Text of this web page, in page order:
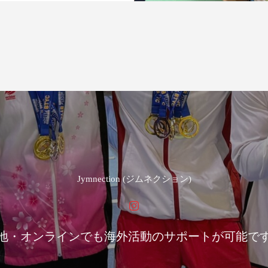
Jymnection (ジムネクション)
・オンラインでも海外活動のサポートが可能で